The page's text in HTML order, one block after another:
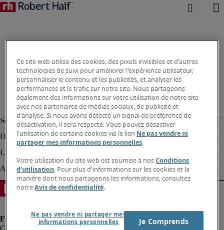
Ce site web utilise des cookies, des pixels invisibles et d'autres
technologies de suivi pour améliorer l'expérience utilisateur,
personnaliser le contenu et les publicités, et analyser les
performances et le trafic sur notre site. Nous partageons
également des informations sur votre utilisation de notre site
avec nos partenaires de médias sociaux, de publicité et
d'analyse. Si nous avons détecté un signal de préférence de
désactivation, il sera respecté. Vous pouvez désactiver
l'utilisation de certains cookies via le lien Ne pas vendre ni
partager mes informations personnelles.
Votre utilisation du site web est soumise à nosConditions
d'utilisation. Pour plus d'informations sur les cookies et la
manière dont nous partageons les informations, consultez
notreAvis de confidentialité.
Ne pas vendre ni partager mes
informations personnelles
Je Comprends